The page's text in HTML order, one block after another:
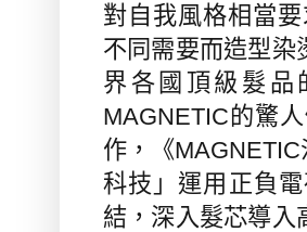
對自我風格相當要
不同需要而造型染
界各國頂級髮
MAGNETIC的驚
作，
《MAGNETIC
科技」 運用 正負
結，深入髮芯導入